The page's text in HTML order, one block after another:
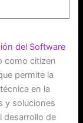
del Software
como citizen
permite la
en la
y soluciones
desarrollo de